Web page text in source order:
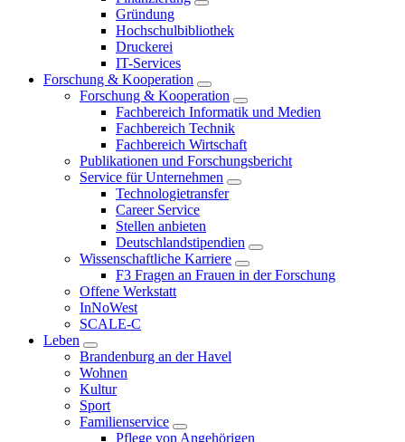
Gründung
Hochschulbibliothek
Druckerei
IT-Services
Forschung & Kooperation
Forschung & Kooperation
Fachbereich Informatik und Medien
Fachbereich Technik
Fachbereich Wirtschaft
Publikationen und Forschungsbericht
Service für Unternehmen
Technologietransfer
Career Service
Stellen anbieten
Deutschlandstipendien
Wissenschaftliche Karriere
F3 Fragen an Frauen in der Forschung
Offene Werkstatt
InNoWest
SCALE-C
Leben
Brandenburg an der Havel
Wohnen
Kultur
Sport
Familienservice
Pflege von Angehörigen